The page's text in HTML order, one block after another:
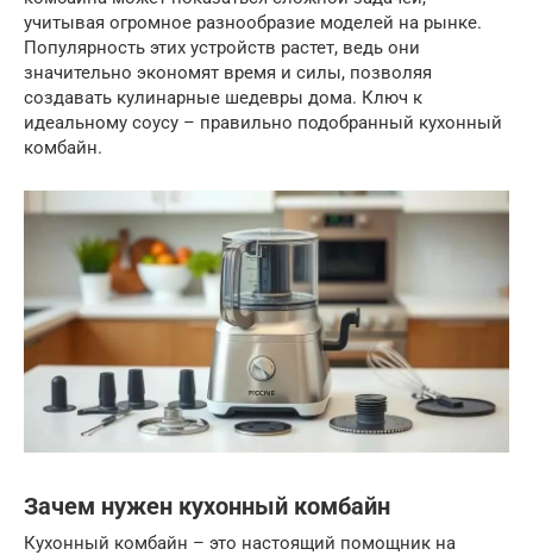
учитывая огромное разнообразие моделей на рынке.
Популярность этих устройств растет, ведь они
значительно экономят время и силы, позволяя
создавать кулинарные шедевры дома. Ключ к
идеальному соусу – правильно подобранный кухонный
комбайн.
Зачем нужен кухонный комбайн
Кухонный комбайн – это настоящий помощник на